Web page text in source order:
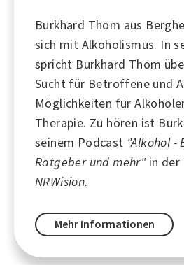
Burkhard Thom aus
sich mit Alkoholismus. In
spricht Burkhard Thom
Sucht für Betroffene und
Möglichkeiten für
Therapie. Zu hören ist
seinem Podcast "Alkohol -
Ratgeber und mehr"in der
NRWision.
Mehr Informationen